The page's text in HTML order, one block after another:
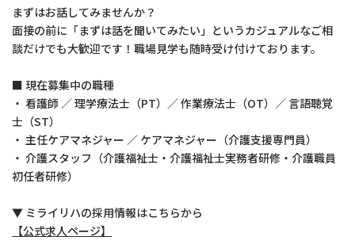
まずはお話してみませんか？
面接の前に「まずは話を聞いてみたい」というカジュアルなご相
談だけでも大歓迎です！職場見学も随時受け付けております。
■ 現在募集中の職種
・ 看護師 ／ 理学療法士（PT）／ 作業療法士（OT）／ 言語聴覚
士（ST）
・ 主任ケアマネジャー ／ ケアマネジャー（介護支援専門員）
・ 介護スタッフ（介護福祉士・介護福祉士実務者研修・介護職員
初任者研修）
▼ ミライリハの採用情報はこちらから
【公式求人ページ】